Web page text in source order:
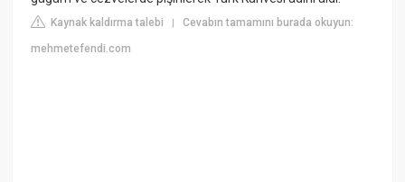
Kaynak kaldırma talebi |Cevabın tamamını burada okuyun:
mehmetefendi.com